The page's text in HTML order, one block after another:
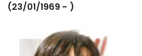
(23/01/1969 - )